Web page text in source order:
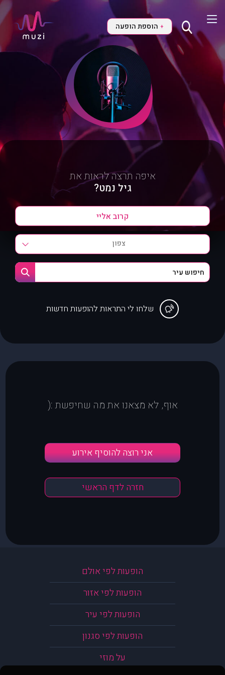
+ הוספת הופעה
איפה תרצה לראות את
גיל נמט?
צפון
שלחו לי התראות להופעות חדשות
אוף, לא מצאנו את מה שחיפשת :(
אני רוצה להוסיף אירוע
חזרה לדף הראשי
הופעות לפי אולם
הופעות לפי אזור
הופעות לפי עיר
הופעות לפי סגנון
על מוזי